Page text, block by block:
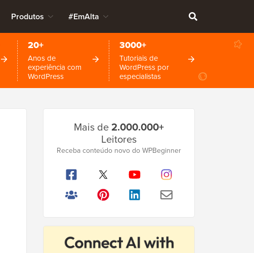
Produtos #EmAlta
20+
Anos de
experiência com
WordPress
3000+
Tutoriais de
WordPress por
especialistas
Lateral
Principal
Mais de2.000.000+
Leitores
Receba conteúdo novo do WPBeginner